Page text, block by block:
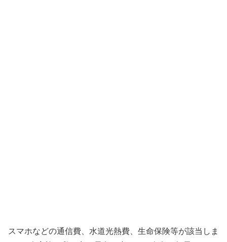
スマホなどの通信費、水道光熱費、生命保険等が該当しま